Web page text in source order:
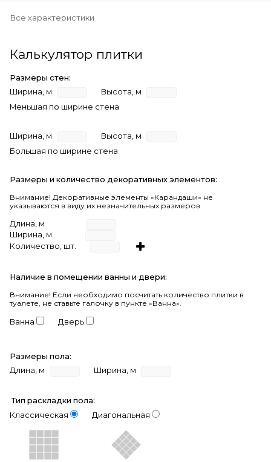
Все характеристики
Калькулятор плитки
Размеры стен:
Ширина, м
Высота, м
Меньшая по ширине стена
Ширина, м
Высота, м
Большая по ширине стена
Размеры и количество декоративных элементов:
Внимание! Декоративные элементы «Карандаши» не
указываются в виду их незначительных размеров.
Длина, м
Ширина, м
Количество, шт.
Наличие в помещении ванны и двери:
Внимание! Если необходимо посчитать количество плитки в
туалете, не ставьте галочку в пункте «Ванна».
Ванна Дверь
Размеры пола:
Длина, м
Ширина, м
Тип раскладки пола:
Классическая
Диагональная